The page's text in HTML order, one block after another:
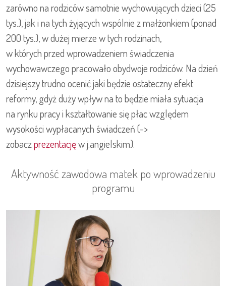
zarówno na rodziców samotnie wychowujących dzieci (25
tys.), jak i na tych żyjących wspólnie z małżonkiem (ponad
200 tys.), w dużej mierze w tych rodzinach,
w których przed wprowadzeniem świadczenia
wychowawczego pracowało obydwoje rodziców. Na dzień
dzisiejszy trudno ocenić jaki będzie ostateczny efekt
reformy, gdyż duży wpływ na to będzie miała sytuacja
na rynku pracy i kształtowanie się płac względem
wysokości wypłacanych świadczeń (->
zobaczprezentacjęw j.angielskim).
Aktywność zawodowa matek po wprowadzeniu
programu